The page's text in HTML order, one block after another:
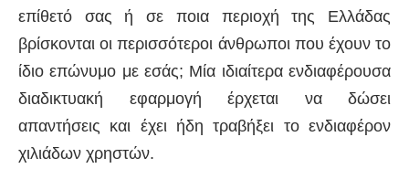
επίθετό σας ή σε ποια περιοχή της Ελλάδας
βρίσκονται οι περισσότεροι άνθρωποι που έχουν το
ίδιο επώνυμο με εσάς; Μία ιδιαίτερα ενδιαφέρουσα
διαδικτυακή εφαρμογή έρχεται να δώσει
απαντήσεις και έχει ήδη τραβήξει το ενδιαφέρον
χιλιάδων χρηστών.